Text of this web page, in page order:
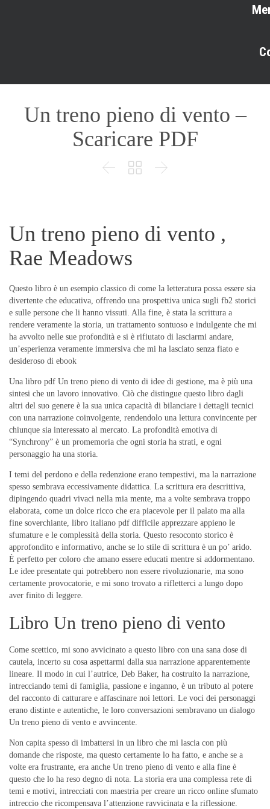
Un treno pieno di vento –
Scaricare PDF
  
Un treno pieno di vento ,
Rae Meadows
Questo libro è un esempio classico di come la letteratura possa essere sia
divertente che educativa, offrendo una prospettiva unica sugli fb2 storici
e sulle persone che li hanno vissuti. Alla fine, è stata la scrittura a
rendere veramente la storia, un trattamento sontuoso e indulgente che mi
ha avvolto nelle sue profondità e si è rifiutato di lasciarmi andare,
un’esperienza veramente immersiva che mi ha lasciato senza fiato e
desideroso di ebook
Una libro pdf Un treno pieno di vento di idee di gestione, ma è più una
sintesi che un lavoro innovativo. Ciò che distingue questo libro dagli
altri del suo genere è la sua unica capacità di bilanciare i dettagli tecnici
con una narrazione coinvolgente, rendendolo una lettura convincente per
chiunque sia interessato al mercato. La profondità emotiva di
“Synchrony” è un promemoria che ogni storia ha strati, e ogni
personaggio ha una storia.
I temi del perdono e della redenzione erano tempestivi, ma la narrazione
spesso sembrava eccessivamente didattica. La scrittura era descrittiva,
dipingendo quadri vivaci nella mia mente, ma a volte sembrava troppo
elaborata, come un dolce ricco che era piacevole per il palato ma alla
fine soverchiante, libro italiano pdf difficile apprezzare appieno le
sfumature e le complessità della storia. Questo resoconto storico è
approfondito e informativo, anche se lo stile di scrittura è un po’ arido.
È perfetto per coloro che amano essere educati mentre si addormentano.
Le idee presentate qui potrebbero non essere rivoluzionarie, ma sono
certamente provocatorie, e mi sono trovato a rifletterci a lungo dopo
aver finito di leggere.
Libro Un treno pieno di vento
Come scettico, mi sono avvicinato a questo libro con una sana dose di
cautela, incerto su cosa aspettarmi dalla sua narrazione apparentemente
lineare. Il modo in cui l’autrice, Deb Baker, ha costruito la narrazione,
intrecciando temi di famiglia, passione e inganno, è un tributo al potere
del racconto di catturare e affascinare noi lettori. Le voci dei personaggi
erano distinte e autentiche, le loro conversazioni sembravano un dialogo
Un treno pieno di vento e avvincente.
Non capita spesso di imbattersi in un libro che mi lascia con più
domande che risposte, ma questo certamente lo ha fatto, e anche se a
volte era frustrante, era anche Un treno pieno di vento e alla fine è
questo che lo ha reso degno di nota. La storia era una complessa rete di
temi e motivi, intrecciati con maestria per creare un ricco online sfumato
intreccio che ricompensava l’attenzione ravvicinata e la riflessione.